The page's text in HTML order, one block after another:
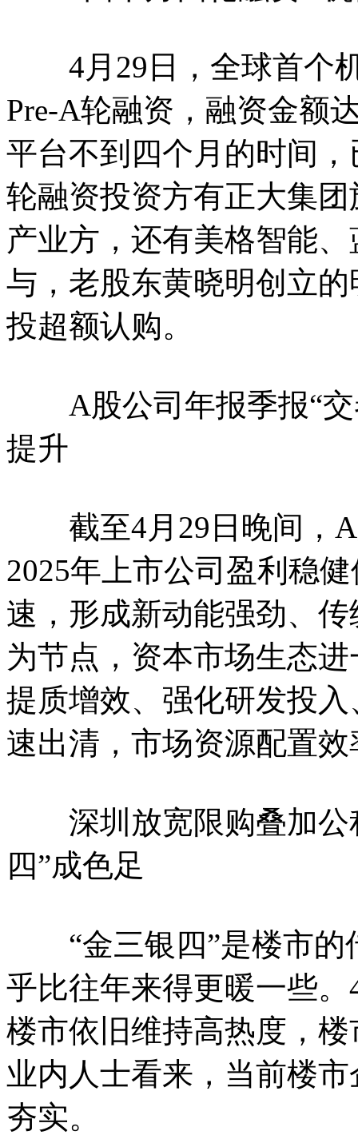
4月29日，全球首个机
Pre-A轮融资，融资金额
平台不到四个月的时间
轮融资投资方有正大集
产业方，还有美格智能
与，老股东黄晓明创立
投超额认购。
A股公司年报季报“交
提升
截至4月29日晚间，A
2025年上市公司盈利稳
速，形成新动能强劲、
为节点，资本市场生态
提质增效、强化研发投
速出清，市场资源配置
深圳放宽限购叠加公
四”成色足
“金三银四”是楼市的
乎比往年来得更暖一些
楼市依旧维持高热度，
业内人士看来，当前楼
夯实。